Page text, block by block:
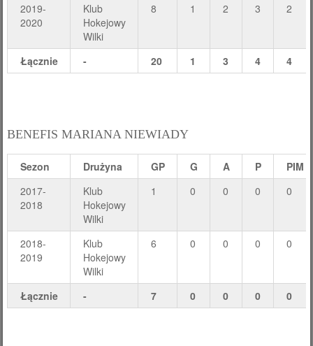
2019-
2020
Klub
Hokejowy
Wilki
8 1 2 3 2
Łącznie - 20 1 3 4 4
BENEFIS MARIANA NIEWIADY
Sezon Drużyna GP G A P
PIM
2017-
2018
Klub
Hokejowy
Wilki
1 0 0 0 0
2018-
2019
Klub
Hokejowy
Wilki
6 0 0 0 0
Łącznie - 7 0 0 0 0